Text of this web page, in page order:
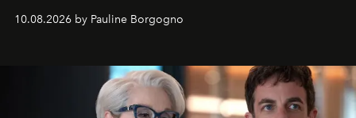
10.08.2026 by Pauline Borgogno